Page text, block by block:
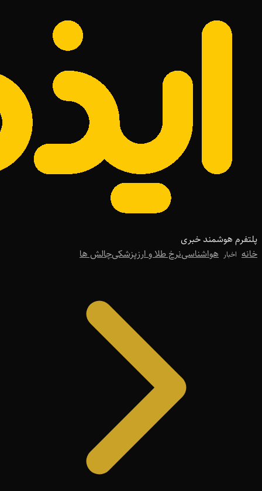
پلتفرم هوشمند خبری
خانه اخبار هواشناسینرخ طلا و ارزپزشکیچالش ها